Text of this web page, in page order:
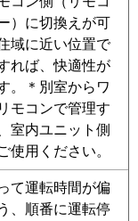
）に切換えが可
域に近い位置で
れば、快適性が
。＊別室からワ
モコンで管理す
室内ユニット側
使用ください。
て運転時間が偏
、順番に運転停